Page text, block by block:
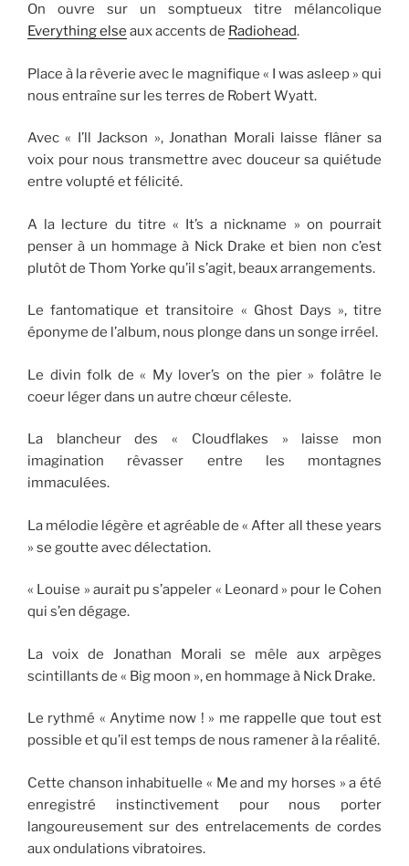
On ouvre sur un somptueux titre mélancolique
Everything else aux accents de Radiohead.
Place à la rêverie avec le magnifique « I was asleep » qui
nous entraîne sur les terres de Robert Wyatt.
Avec « I’ll Jackson », Jonathan Morali laisse flâner sa
voix pour nous transmettre avec douceur sa quiétude
entre volupté et félicité.
A la lecture du titre « It’s a nickname » on pourrait
penser à un hommage à Nick Drake et bien non c’est
plutôt de Thom Yorke qu’il s’agit, beaux arrangements.
Le fantomatique et transitoire « Ghost Days », titre
éponyme de l’album, nous plonge dans un songe irréel.
Le divin folk de « My lover’s on the pier » folâtre le
coeur léger dans un autre chœur céleste.
La blancheur des « Cloudflakes » laisse mon
imagination rêvasser entre les montagnes
immaculées.
La mélodie légère et agréable de « After all these years
» se goutte avec délectation.
« Louise » aurait pu s’appeler « Leonard » pour le Cohen
qui s’en dégage.
La voix de Jonathan Morali se mêle aux arpèges
scintillants de « Big moon », en hommage à Nick Drake.
Le rythmé « Anytime now ! » me rappelle que tout est
possible et qu’il est temps de nous ramener à la réalité.
Cette chanson inhabituelle « Me and my horses » a été
enregistré instinctivement pour nous porter
langoureusement sur des entrelacements de cordes
aux ondulations vibratoires.